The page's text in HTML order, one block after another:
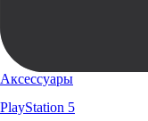
Аксессуары
PlayStation 5